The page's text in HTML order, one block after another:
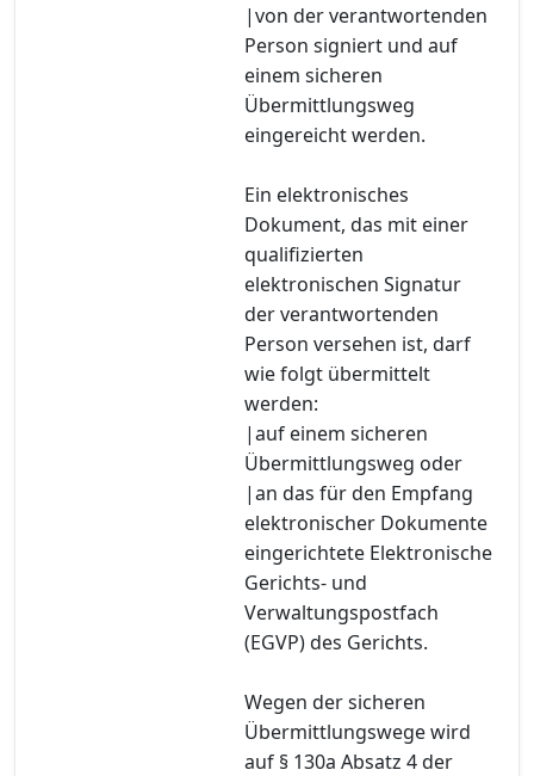
|von der verantwortenden
Person signiert und auf
einem sicheren
Übermittlungsweg
eingereicht werden.
Ein elektronisches
Dokument, das mit einer
qualifizierten
elektronischen Signatur
der verantwortenden
Person versehen ist, darf
wie folgt übermittelt
werden:
|auf einem sicheren
Übermittlungsweg oder
|an das für den Empfang
elektronischer Dokumente
eingerichtete Elektronische
Gerichts- und
Verwaltungspostfach
(EGVP) des Gerichts.
Wegen der sicheren
Übermittlungswege wird
auf § 130a Absatz 4 der